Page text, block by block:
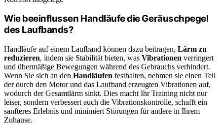
Wie beeinflussen Handläufe die Geräuschpegel
des Laufbands?
Handläufe auf einem Laufband können dazu beitragen, Lärm zu
reduzieren, indem sie Stabilität bieten, was Vibrationen verringert
und übermäßige Bewegungen während des Gebrauchs verhindert.
Wenn Sie sich an den Handläufen festhalten, nehmen sie einen Teil
der durch den Motor und das Laufband erzeugten Vibrationen auf,
wodurch der Gesamtlärm sinkt. Dies macht Ihr Training nicht nur
leiser, sondern verbessert auch die Vibrationskontrolle, schafft ein
sanfteres Erlebnis und minimiert Störungen für andere in Ihrem
Zuhause.